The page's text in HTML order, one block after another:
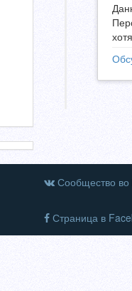
Сообщество во
Страница в